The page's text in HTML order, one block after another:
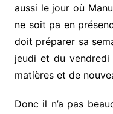
aussi le jour où
ne soit pa en
doit préparer sa
jeudi et du vendredi
matières et de
Donc il n’a pas